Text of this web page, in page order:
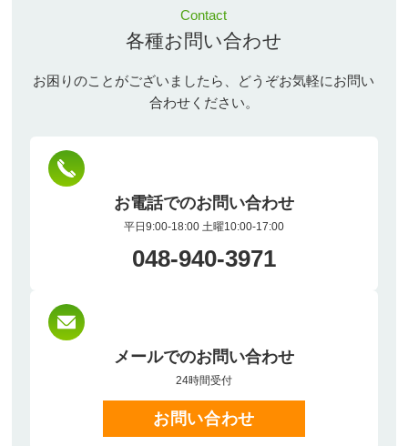
Contact
各種お問い合わせ
お困りのことがございましたら、どうぞお気軽にお問い
合わせください。
お電話でのお問い合わせ
平日9:00-18:00 土曜10:00-17:00
048-940-3971
メールでのお問い合わせ
24時間受付
お問い合わせ